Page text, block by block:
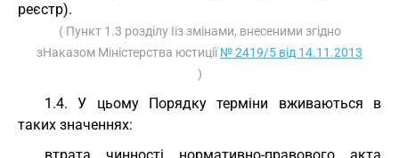
реєстр).
( Пункт 1.3 розділу Ііз змінами, внесеними згідно
зНаказом Міністерства юстиції№ 2419/5 від 14.11.2013
)
1.4. У цьому Порядку терміни вживаються в
таких значеннях: